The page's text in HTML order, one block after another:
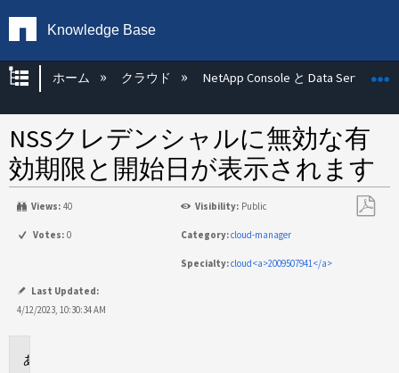
Knowledge Base
グローバル階層を展開/折りたたむ
ホーム クラウド NetApp Console と Data Services
NSSクレデンシャルに無効な有
効期限と開始日が表示されます
Views: 40 Visibility: Public
Votes: 0 Category:cloud-manager
Specialty:cloud<a>2009507941</a>
Last Updated:
4/12/2023, 10:30:34 AM